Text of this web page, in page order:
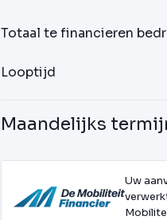
Totaal te financieren
Looptijd
Maandelijks
Uw